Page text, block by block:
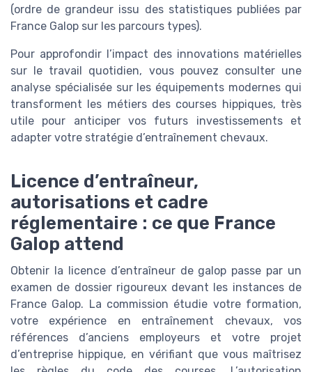
(ordre de grandeur issu des statistiques publiées par
France Galop sur les parcours types).
Pour approfondir l’impact des innovations matérielles
sur le travail quotidien, vous pouvez consulter une
analyse spécialisée sur les équipements modernes qui
transforment les métiers des courses hippiques, très
utile pour anticiper vos futurs investissements et
adapter votre stratégie d’entraînement chevaux.
Licence d’entraîneur,
autorisations et cadre
réglementaire : ce que France
Galop attend
Obtenir la licence d’entraîneur de galop passe par un
examen de dossier rigoureux devant les instances de
France Galop. La commission étudie votre formation,
votre expérience en entraînement chevaux, vos
références d’anciens employeurs et votre projet
d’entreprise hippique, en vérifiant que vous maîtrisez